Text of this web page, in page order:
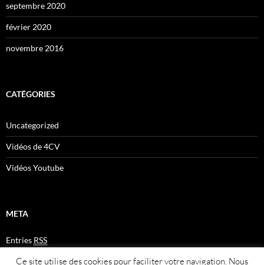
septembre 2020
février 2020
novembre 2016
CATÉGORIES
Uncategorized
Vidéos de 4CV
Vidéos Youtube
META
Entries RSS
CommentsRSS
Plan du site
Ce site utilise des cookies pour faciliter votre navigation. Nous